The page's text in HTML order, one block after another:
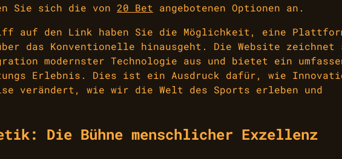
Sie sich die von 20 Bet angebotenen Optionen an.
auf den Link haben Sie die Möglichkeit, eine
das Konventionelle hinausgeht. Die Website zeichnet
modernster Technologie aus und bietet ein
Erlebnis. Dies ist ein Ausdruck dafür, wie
verändert, wie wir die Welt des Sports erleben und
Die Bühne menschlicher Exzellenz